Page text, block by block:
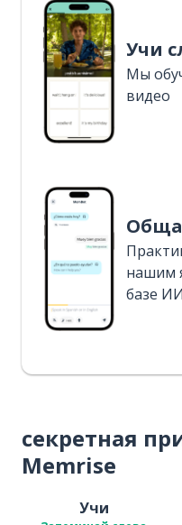
Учи
Мы
видео
нашим
базе ИИ
секретная
Memrise
Учи